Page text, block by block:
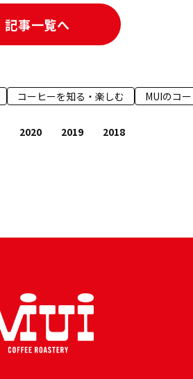
記事一覧へ
コーヒーを知る・楽しむ
MUIのコ
2020 2019 2018